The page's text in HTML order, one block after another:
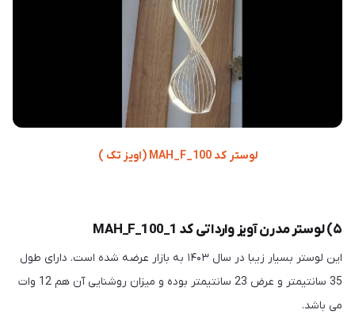
لوستر کد MAH_F_100 (اویز تک )
۵) لوستر مدرن آویز وارداتی کد MAH_F_100_1
این لوستر بسیار زیبا در سال ۱۴۰۳ به بازار عرضه شده است. دارای طول
35 سانتیمتر و عرض 23 سانتیمتر بوده و میزان روشنایی آن هم 12 وات
می باشد.